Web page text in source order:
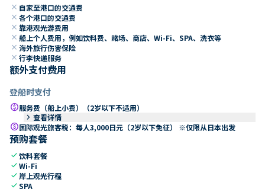
close 自家至港口的交通费
close 各个港口的交通费
close 靠港观光游费用
close 船上个人费用，例如饮料费、赌场、商店、Wi-Fi、SPA、洗衣等
close 海外旅行伤害保险
close 行李快递服务
额外支付费用
登船时支付
paid服务费（船上小费）（2岁以下不适用）
keyboard_arrow_right 查看详情
paid国际观光旅客税：每人3,000日元（2岁以下免征） ※仅限从日本出发
预购套餐
check饮料套餐
checkWi-Fi
check 岸上观光行程
checkSPA